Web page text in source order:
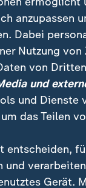
anzupassen
Dabei
Nutzung von
von
und
und Dienste
das Teilen
entscheiden,
und
Gerät.